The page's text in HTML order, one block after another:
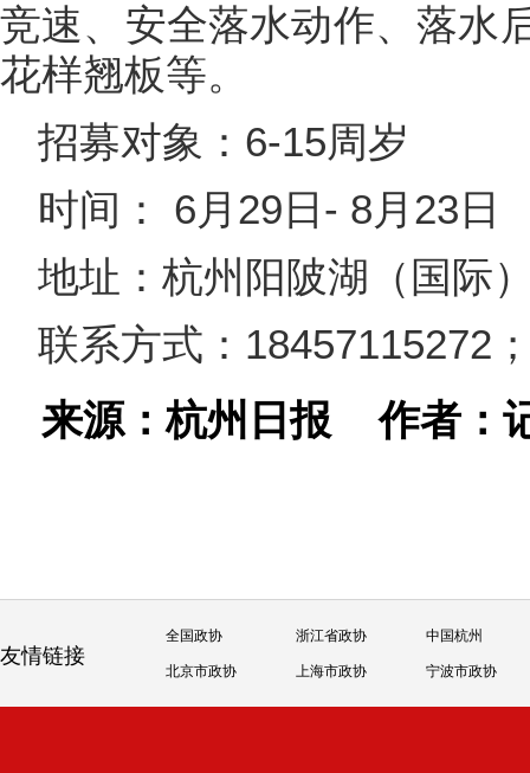
竞速、安全落水动作、落水
花样翘板等。
招募对象：6-15周岁
时间： 6月29日- 8月23日
地址：杭州阳陂湖（国际
联系方式：18457115272
来源：杭州日报作者：
友情链接
全国政协 浙江省政协 中国杭州
北京市政协 上海市政协 宁波市政协